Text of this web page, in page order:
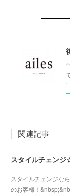
関連記事
スタイルチェン
スタイルチェンジな
のお客様！